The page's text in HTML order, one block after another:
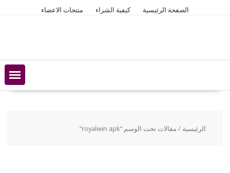
الصفحة الرئيسية كيفية الشراء منتجات الاعضاء
الرئيسية / مقالات تحت الوسم “royalwin apk”